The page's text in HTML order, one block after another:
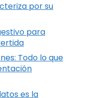
por su
para
Todo lo que
es la